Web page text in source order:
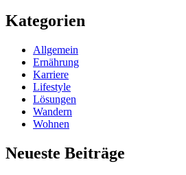
Kategorien
Allgemein
Ernährung
Karriere
Lifestyle
Lösungen
Wandern
Wohnen
Neueste Beiträge